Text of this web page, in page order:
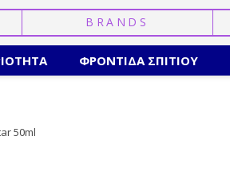
ΣΥΝΔΕΣΗ
BRANDS
ΦΡΟΝΤΙΔΑ ΣΠΙΤΙΟΥ
50ml